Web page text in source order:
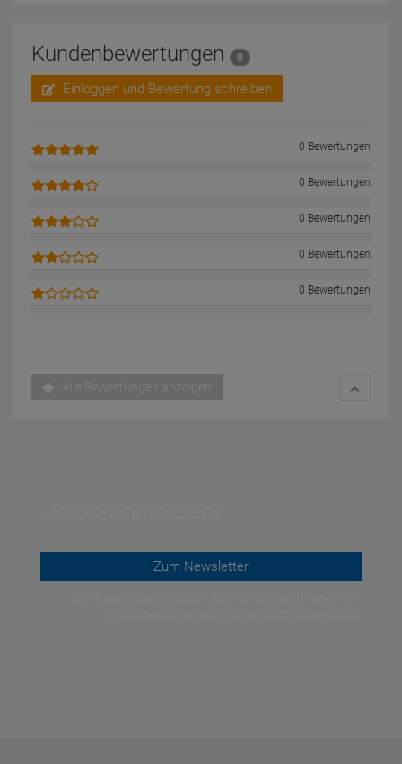
Kundenbewertungen 0
Einloggen und Bewertung schreiben
0 Bewertungen
0 Bewertungen
0 Bewertungen
0 Bewertungen
0 Bewertungen
Alle Bewertungen anzeigen
Zum Newsletter